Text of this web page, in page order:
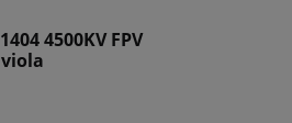
4500KV FPV